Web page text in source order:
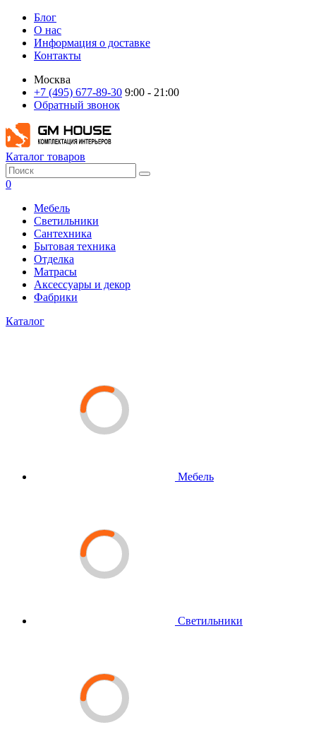
Блог
О нас
Информация о доставке
Контакты
Москва
+7 (495) 677-89-30 9:00 - 21:00
Обратный звонок
Каталог товаров
0
Мебель
Светильники
Сантехника
Бытовая техника
Отделка
Матрасы
Аксессуары и декор
Фабрики
Каталог
Мебель
Светильники